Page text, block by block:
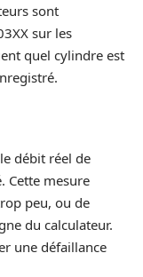
sont
sur les
quel cylindre est
débit réel de
Cette mesure
peu, ou de
du calculateur.
une défaillance